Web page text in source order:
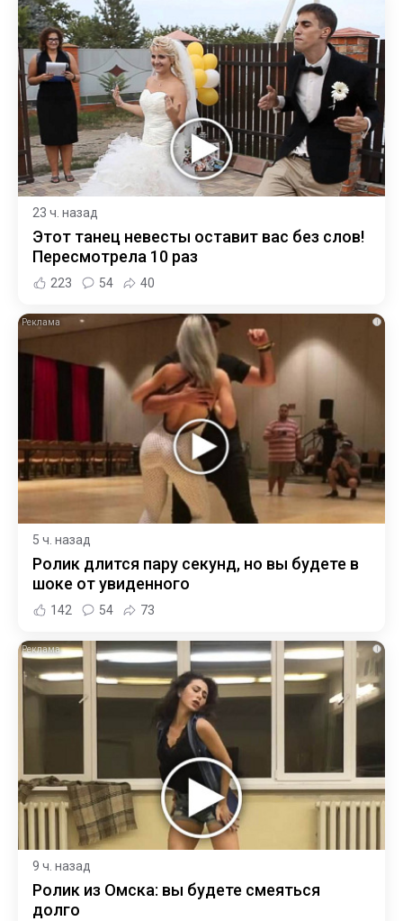
23 ч. назад
Этот танец невесты оставит вас без слов!
Пересмотрела 10 раз
223 54 40
i
5 ч. назад
Ролик длится пару секунд, но вы будете в
шоке от увиденного
142 54 73
i
9 ч. назад
Ролик из Омска: вы будете смеяться
долго